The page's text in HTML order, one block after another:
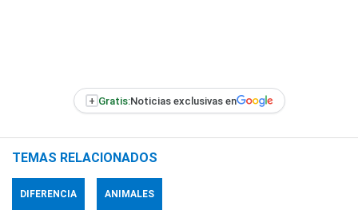
+ Gratis:Noticias exclusivas en
TEMAS RELACIONADOS
DIFERENCIA ANIMALES